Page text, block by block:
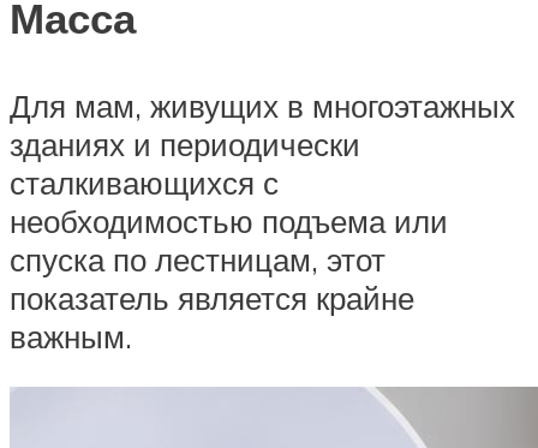
Масса
Для мам, живущих в многоэтажных
зданиях и периодически
сталкивающихся с
необходимостью подъема или
спуска по лестницам, этот
показатель является крайне
важным.